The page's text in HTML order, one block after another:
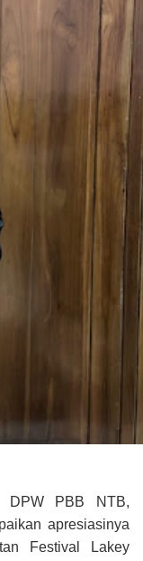
DPW PBB NTB,
apresiasinya
Festival Lakey